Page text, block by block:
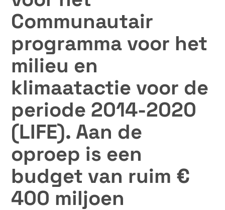
Communautair
programma voor het
milieu en
klimaatactie voor de
periode 2014-2020
(LIFE). Aan de
oproep is een
budget van ruim €
400 miljoen